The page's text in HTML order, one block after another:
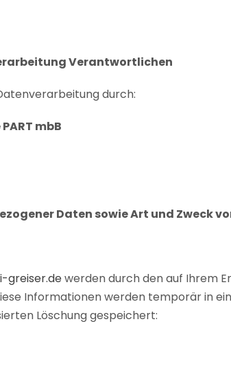
Verantwortlichen
durch:
mbB
Daten sowie Art und Zweck
greiser.dewerden durch den auf Ihrem
Informationen werden temporär in
Löschung gespeichert: